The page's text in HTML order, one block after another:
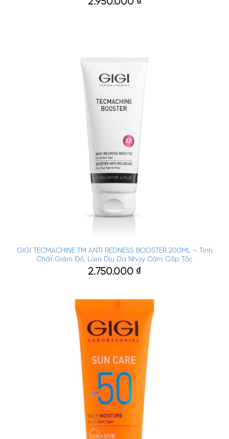
GIGI TECMACHINE TM ANTI REDNESS BOOSTER 200ML – Tinh
Chất Giảm Đỏ, Làm Dịu Da Nhạy Cảm Cấp Tốc
2.750.000 ₫